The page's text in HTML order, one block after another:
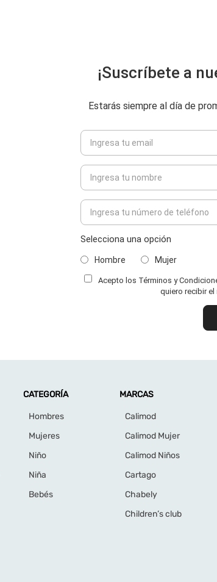
¡Suscríbete a
Estarás siempre al día de
Selecciona una opción
Hombre Mujer
Acepto los Términos y
quiero recibir
CATEGORÍA
Hombres
Mujeres
Niño
Niña
Bebés
MARCAS
Calimod
Calimod Mujer
Calimod Niños
Cartago
Chabely
Children’s club